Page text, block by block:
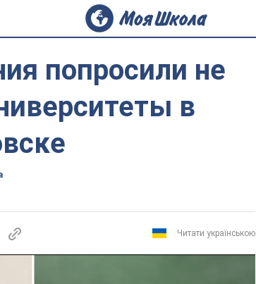
попросили не
в
Читати українською